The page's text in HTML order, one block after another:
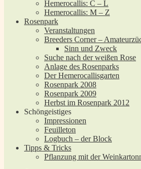
Hemerocallis: C – L
Hemerocallis: M – Z
Rosenpark
Veranstaltungen
Breeders Corner –
Sinn und Zweck
Suche nach der weißen Rose
Anlage des Rosenparks
Der Hemerocallisgarten
Rosenpark 2008
Rosenpark 2009
Herbst im Rosenpark 2012
Schöngeistiges
Impressionen
Feuilleton
Logbuch – der Block
Tipps & Tricks
Pflanzung mit der